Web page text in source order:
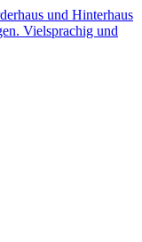
und Hinterhaus
Vielsprachig und